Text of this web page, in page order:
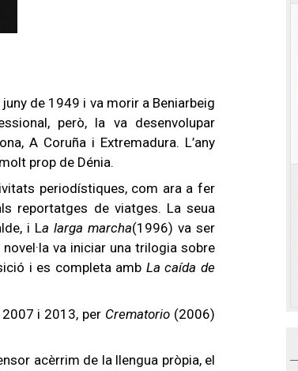
de 1949 i va morir a Beniarbeig
però, la va desenvolupar
A Coruña i Extremadura. L’any
prop de Dénia.
periodístiques, com ara a fer
reportatges de viatges. La seua
i La larga marcha(1996) va ser
va iniciar una trilogia sobre
i es completa amb La caída de
i 2013, per Crematorio (2006)
acèrrim de la llengua pròpia, el